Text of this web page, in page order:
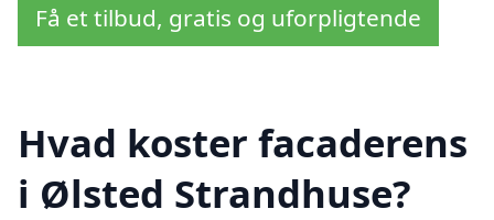
Få et tilbud, gratis og uforpligtende
Hvad koster facaderens
i Ølsted Strandhuse?